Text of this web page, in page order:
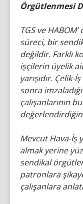
Örgütlenmesi
TGS ve
süreci, bir
değildir. Farklı
işçilerin üyelik
yarışıdır. Çelik-
sonra
çalışanlarının
Mevcut Hava-İş
almak yerine
sendikal
patronlara
çalışanlara